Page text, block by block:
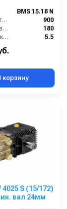
BMS 15.18 N
Производительность (л/ч):
900
Рабочее давление (бар):
180
Мощность (кВт):
5.5
корзину
4025 S (15/172)
вал 24мм